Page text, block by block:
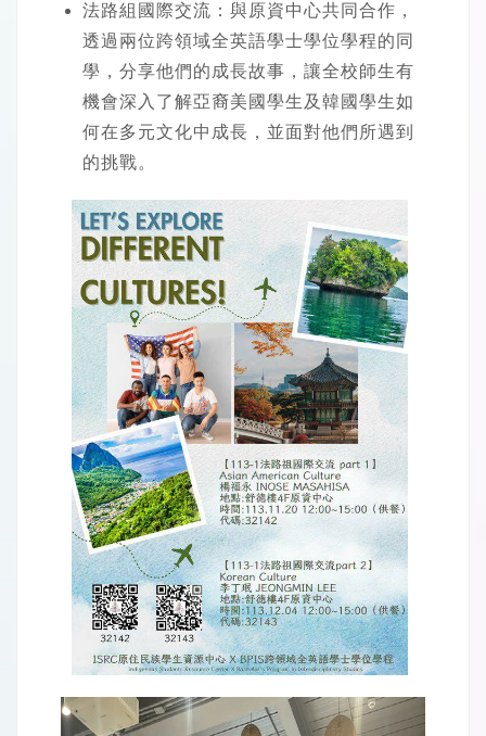
法路組國際交流：與原資中心共同合作，
透過兩位跨領域全英語學士學位學程的同
學，分享他們的成長故事，讓全校師生有
機會深入了解亞裔美國學生及韓國學生如
何在多元文化中成長，並面對他們所遇到
的挑戰。